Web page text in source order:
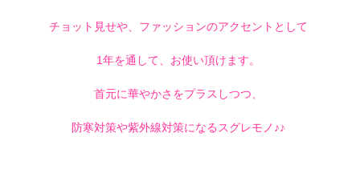
チョット見せや、ファッションのアクセントとして
1年を通して、お使い頂けます。
首元に華やかさをプラスしつつ、
防寒対策や紫外線対策になるスグレモノ♪♪